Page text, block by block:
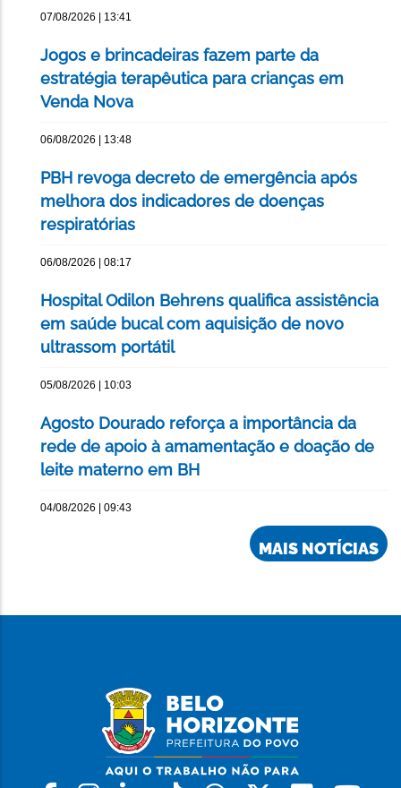
07/08/2026 | 13:41
Jogos e brincadeiras fazem parte da
estratégia terapêutica para crianças em
Venda Nova
06/08/2026 | 13:48
PBH revoga decreto de emergência após
melhora dos indicadores de doenças
respiratórias
06/08/2026 | 08:17
Hospital Odilon Behrens qualifica assistência
em saúde bucal com aquisição de novo
ultrassom portátil
05/08/2026 | 10:03
Agosto Dourado reforça a importância da
rede de apoio à amamentação e doação de
leite materno em BH
04/08/2026 | 09:43
MAIS NOTÍCIAS